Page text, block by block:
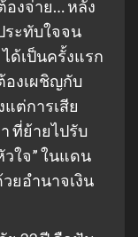
งจ่าย… หลัง
ระทับใจจน
ด้เป็นครั้งแรก
องเผชิญกับ
ต่การเสีย
ที่ย้ายไปรับ
ใจ” ในแดน
ยอำนาจเงิน